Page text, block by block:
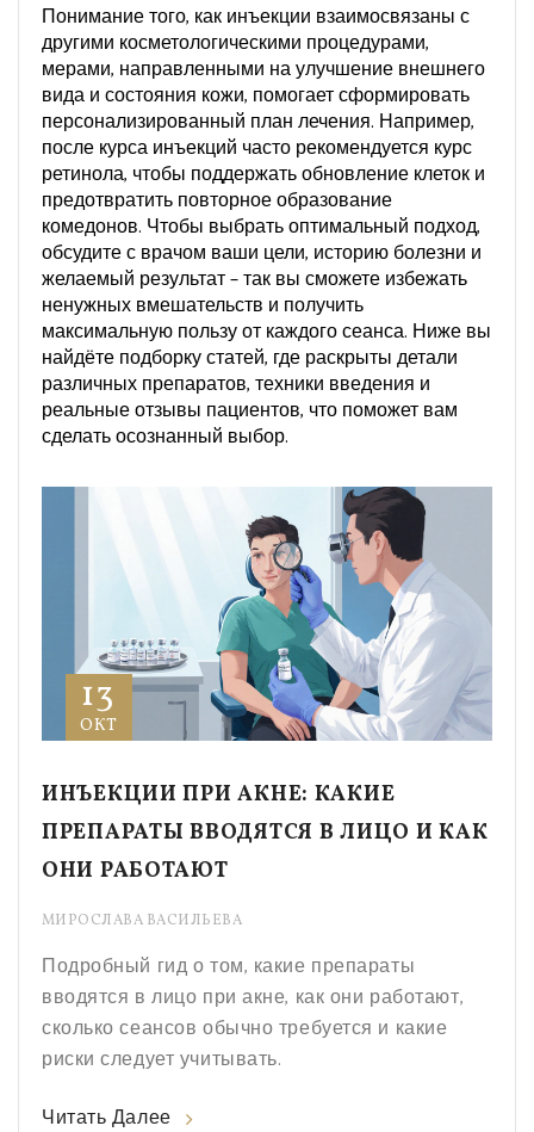
Понимание того, как инъекции взаимосвязаны с
другими косметологическими процедурами,
мерами, направленными на улучшение внешнего
вида и состояния кожи, помогает сформировать
персонализированный план лечения. Например,
после курса инъекций часто рекомендуется курс
ретинола, чтобы поддержать обновление клеток и
предотвратить повторное образование
комедонов. Чтобы выбрать оптимальный подход,
обсудите с врачом ваши цели, историю болезни и
желаемый результат – так вы сможете избежать
ненужных вмешательств и получить
максимальную пользу от каждого сеанса. Ниже вы
найдёте подборку статей, где раскрыты детали
различных препаратов, техники введения и
реальные отзывы пациентов, что поможет вам
сделать осознанный выбор.
13
ОКТ
ИНЪЕКЦИИ ПРИ АКНЕ: КАКИЕ
ПРЕПАРАТЫ ВВОДЯТСЯ В ЛИЦО И КАК
ОНИ РАБОТАЮТ
МИРОСЛАВА ВАСИЛЬЕВА
Подробный гид о том, какие препараты
вводятся в лицо при акне, как они работают,
сколько сеансов обычно требуется и какие
риски следует учитывать.
Читать Далее